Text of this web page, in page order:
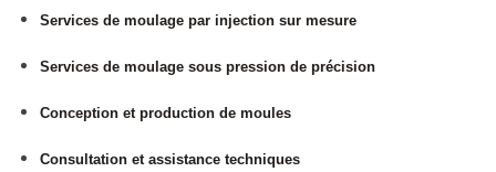
Services de moulage par injection sur mesure
Services de moulage sous pression de précision
Conception et production de moules
Consultation et assistance techniques